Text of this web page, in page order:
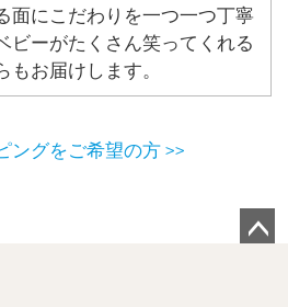
面にこだわりを一つ一つ丁寧
ビーがたくさん笑ってくれる
もお届けします。
ングをご希望の方 >>